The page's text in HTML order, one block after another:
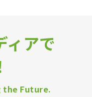
ィアで
the Future.